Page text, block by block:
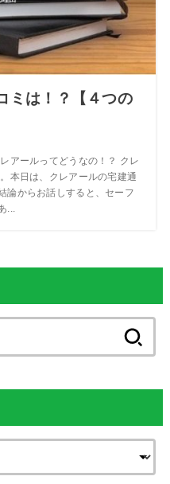
ミは！？【４つの
アールってどうなの！？ クレ
本日は、クレアールの宅建通
論からお話しすると、セーフ
...
: